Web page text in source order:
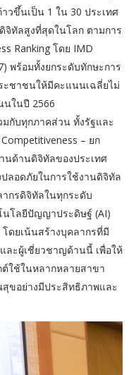
วขึ้นเป็น 1 ใน 30 ประเทศ
ทัลสูงที่สุดในโลก ตามการ
Ranking โดย IMD
พร้อมทั้งยกระดับทักษะการ
ะชาชนให้มีคะแนนเฉลี่ยไม่
นในปี 2566
มกับทุกภาคส่วน ทั้งรัฐและ
– ยก
นด้านดิจิทัลของประเทศ
ลอดภัยในการใช้งานดิจิทัล
กรดิจิทัลในทุกระดับ
นโลยีปัญญาประดิษฐ์ (AI)
ดยเน้นสร้างบุคลากรที่มี
ละผู้เชี่ยวชาญด้านนี้ เพื่อให้
ใช้ในหลากหลายสาขา
ขอย่างมีประสิทธิภาพและ